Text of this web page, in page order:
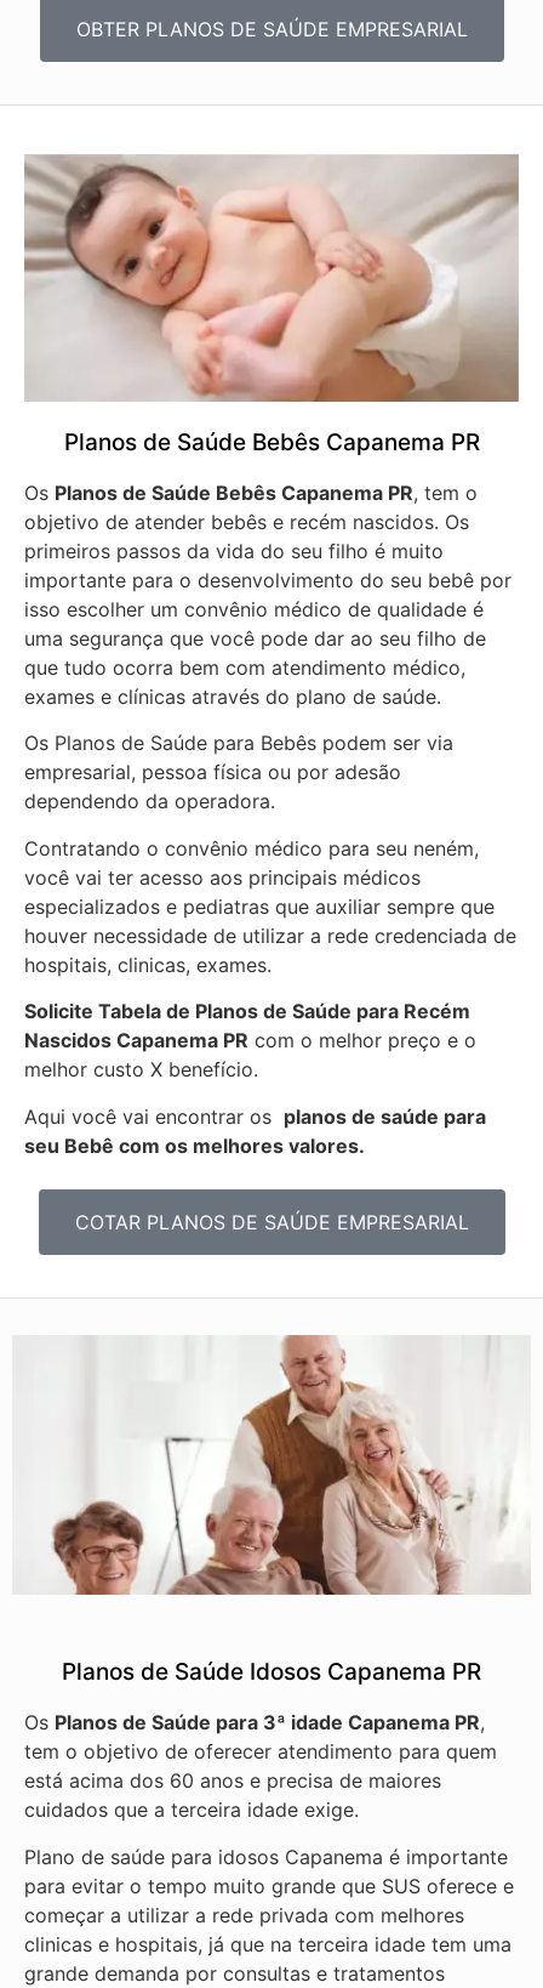
OBTER PLANOS DE SAÚDE EMPRESARIAL
Planos de Saúde Bebês Capanema PR
Os Planos de Saúde Bebês Capanema PR, tem o
objetivo de atender bebês e recém nascidos. Os
primeiros passos da vida do seu filho é muito
importante para o desenvolvimento do seu bebê por
isso escolher um convênio médico de qualidade é
uma segurança que você pode dar ao seu filho de
que tudo ocorra bem com atendimento médico,
exames e clínicas através do plano de saúde.
Os Planos de Saúde para Bebês podem ser via
empresarial, pessoa física ou por adesão
dependendo da operadora.
Contratando o convênio médico para seu neném,
você vai ter acesso aos principais médicos
especializados e pediatras que auxiliar sempre que
houver necessidade de utilizar a rede credenciada de
hospitais, clinicas, exames.
Solicite Tabela de Planos de Saúde para Recém
Nascidos Capanema PR com o melhor preço e o
melhor custo X benefício.
Aqui você vai encontrar os planos de saúde para
seu Bebê com os melhores valores.
COTAR PLANOS DE SAÚDE EMPRESARIAL
Planos de Saúde Idosos Capanema PR
Os Planos de Saúde para 3ª idade Capanema PR,
tem o objetivo de oferecer atendimento para quem
está acima dos 60 anos e precisa de maiores
cuidados que a terceira idade exige.
Plano de saúde para idosos Capanema é importante
para evitar o tempo muito grande que SUS oferece e
começar a utilizar a rede privada com melhores
clinicas e hospitais, já que na terceira idade tem uma
grande demanda por consultas e tratamentos